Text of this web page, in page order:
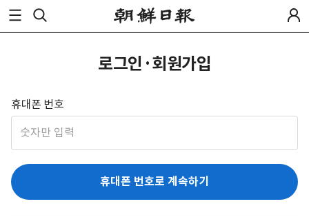
로그인·회원가입
휴대폰 번호
휴대폰 번호로 계속하기